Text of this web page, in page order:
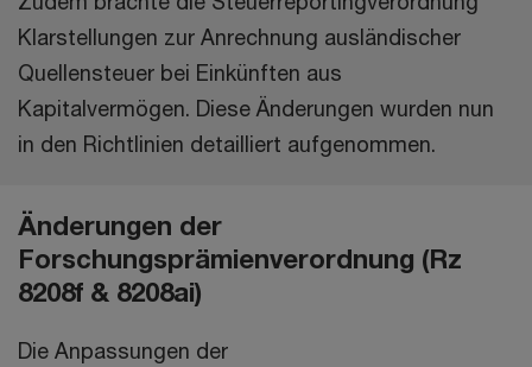
Klarstellungen zur Anrechnung ausländischer
Quellensteuer bei Einkünften aus
Kapitalvermögen. Diese Änderungen wurden nun
in den Richtlinien detailliert aufgenommen.
Änderungen der
Forschungsprämienverordnung (Rz
8208f & 8208ai)
Die Anpassungen der